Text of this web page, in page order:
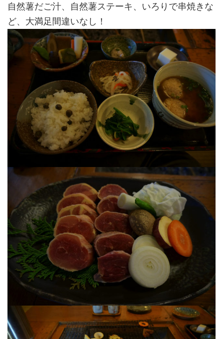
自然薯だご汁、自然薯ステーキ、いろりで串焼きな
ど、大満足間違いなし！